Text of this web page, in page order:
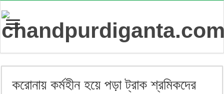
করোনায় কর্মহীন হয়ে পড়া ট্রাক শ্রমিকদের